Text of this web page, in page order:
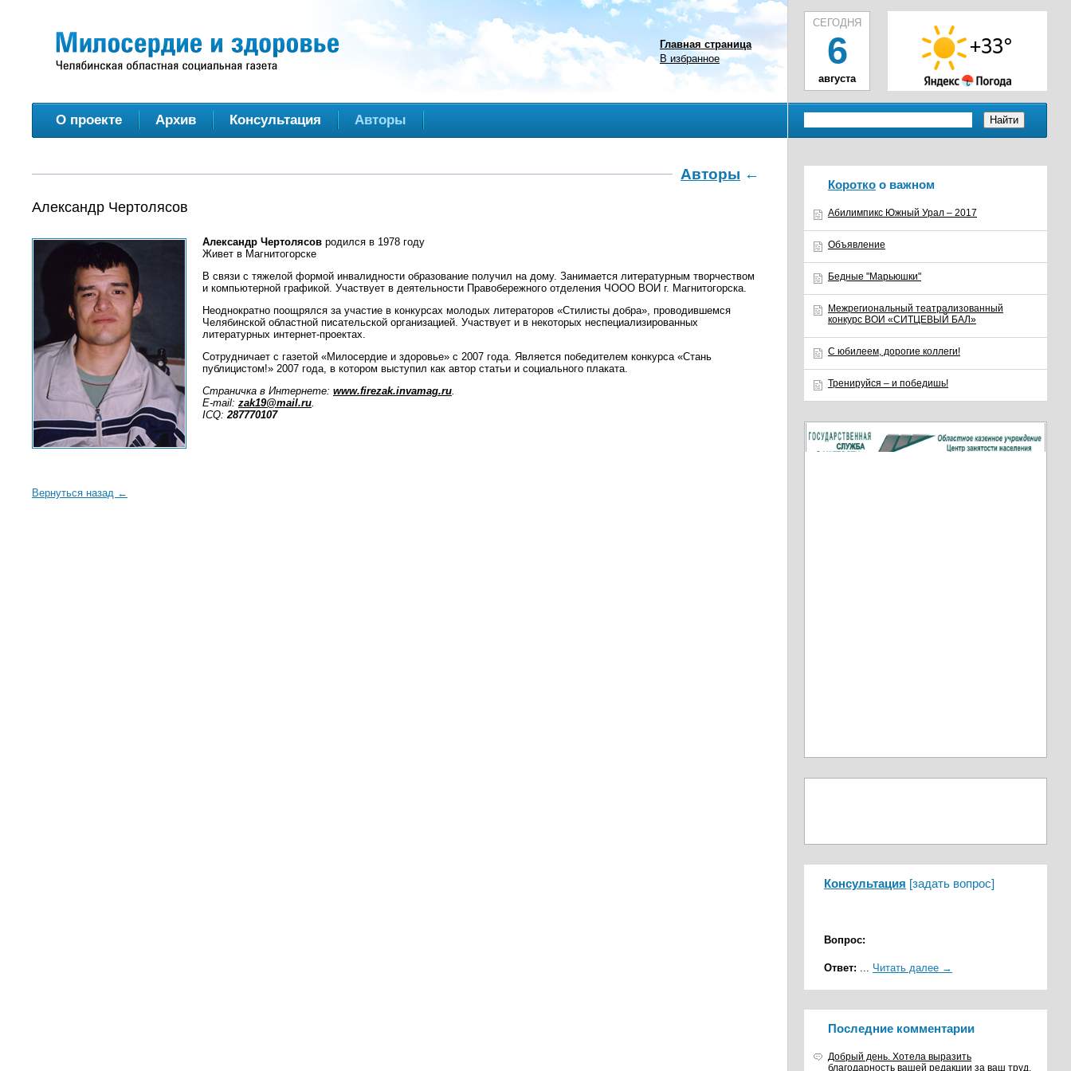
Главная страница
В избранное
СЕГОДНЯ
6
августа
О проекте Архив Консультация Авторы
Авторы ←
Александр Чертолясов
Александр Чертолясов родился в 1978 году
Живет в Магнитогорске
В связи с тяжелой формой инвалидности образование получил на дому. Занимается литературным творчеством
и компьютерной графикой. Участвует в деятельности Правобережного отделения ЧООО ВОИ г. Магнитогорска.
Неоднократно поощрялся за участие в конкурсах молодых литераторов «Стилисты добра», проводившемся
Челябинской областной писательской организацией. Участвует и в некоторых неспециализированных
литературных интернет-проектах.
Сотрудничает с газетой «Милосердие и здоровье» с 2007 года. Является победителем конкурса «Стань
публицистом!» 2007 года, в котором выступил как автор статьи и социального плаката.
Страничка в Интернете: www.firezak.invamag.ru.
Е-mail: zak19@mail.ru.
ICQ:287770107
Вернуться назад ←
Коротко о важном
Абилимпикс Южный Урал – 2017
Объявление
Бедные "Марьюшки"
Межрегиональный театрализованный
конкурс ВОИ «СИТЦЕВЫЙ БАЛ»
С юбилеем, дорогие коллеги!
Тренируйся – и победишь!
Консультация [задать вопрос]
Вопрос:
Ответ: ... Читать далее →
Последние комментарии
Добрый день. Хотела выразить
благодарность вашей редакции за ваш труд,